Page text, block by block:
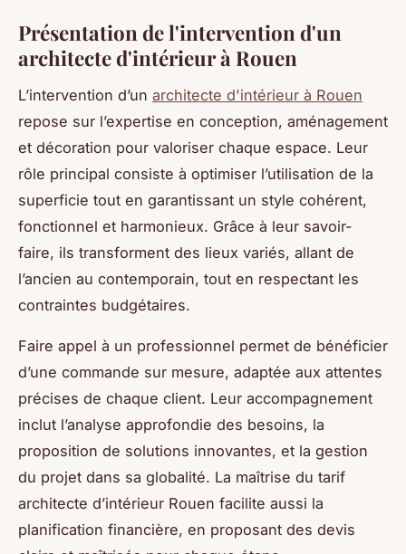
Présentation de l'intervention d'un
architecte d'intérieur à Rouen
L’intervention d’un architecte d'intérieur à Rouen
repose sur l’expertise en conception, aménagement
et décoration pour valoriser chaque espace. Leur
rôle principal consiste à optimiser l’utilisation de la
superficie tout en garantissant un style cohérent,
fonctionnel et harmonieux. Grâce à leur savoir-
faire, ils transforment des lieux variés, allant de
l’ancien au contemporain, tout en respectant les
contraintes budgétaires.
Faire appel à un professionnel permet de bénéficier
d’une commande sur mesure, adaptée aux attentes
précises de chaque client. Leur accompagnement
inclut l’analyse approfondie des besoins, la
proposition de solutions innovantes, et la gestion
du projet dans sa globalité. La maîtrise du tarif
architecte d’intérieur Rouen facilite aussi la
planification financière, en proposant des devis